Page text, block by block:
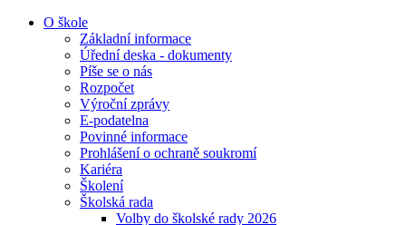
O škole
Základní informace
Úřední deska - dokumenty
Píše se o nás
Rozpočet
Výroční zprávy
E-podatelna
Povinné informace
Prohlášení o ochraně soukromí
Kariéra
Školení
Školská rada
Volby do školské rady 2026